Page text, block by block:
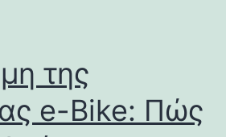
της
e-Bike: Πώς